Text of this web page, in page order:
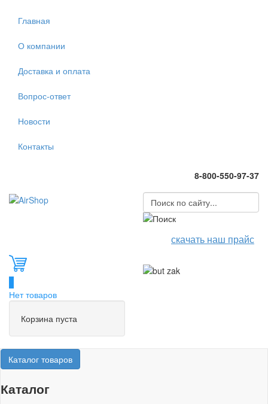
Главная
О компании
Доставка и оплата
Вопрос-ответ
Новости
Контакты
8-800-550-97-37
скачать наш прайс
Нет товаров
Корзина пуста
Каталог товаров
Каталог